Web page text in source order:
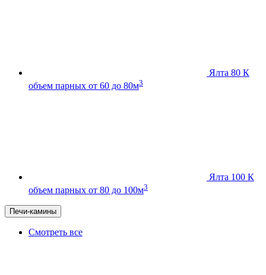
Ялта 80 К
объем парных от 60 до 80м3
Ялта 100 К
объем парных от 80 до 100м3
Печи-камины
Смотреть все